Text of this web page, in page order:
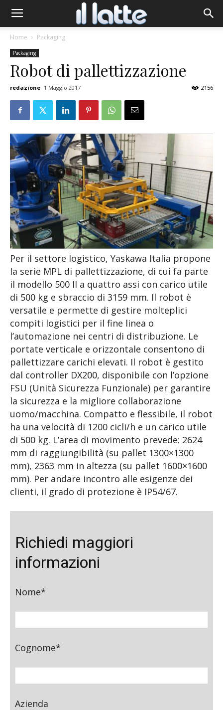
Home Packaging
Packaging
Robot di pallettizzazione
redazione 1 Maggio 2017 2156
Per il settore logistico, Yaskawa Italia propone
la serie MPL di pallettizzazione, di cui fa parte
il modello 500 II a quattro assi con carico utile
di 500 kg e sbraccio di 3159 mm. Il robot è
versatile e permette di gestire molteplici
compiti logistici per il fine linea o
l’automazione nei centri di distribuzione. Le
portate verticale e orizzontale consentono di
pallettizzare carichi elevati. Il robot è gestito
dal controller DX200, disponibile con l’opzione
FSU (Unità Sicurezza Funzionale) per garantire
la sicurezza e la migliore collaborazione
uomo/macchina. Compatto e flessibile, il robot
ha una velocità di 1200 cicli/h e un carico utile
di 500 kg. L’area di movimento prevede: 2624
mm di raggiungibilità (su pallet 1300×1300
mm), 2363 mm in altezza (su pallet 1600×1600
mm). Per andare incontro alle esigenze dei
clienti, il grado di protezione è IP54/67.
Richiedi maggiori
informazioni
Nome*
Cognome*
Azienda